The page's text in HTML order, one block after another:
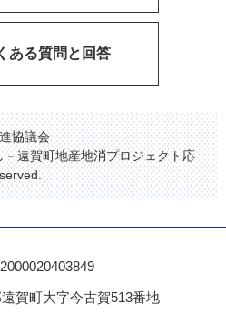
ある質問と回答
協議会
遠賀町地産地消プロジェクト応
賀町大字今古賀513番地